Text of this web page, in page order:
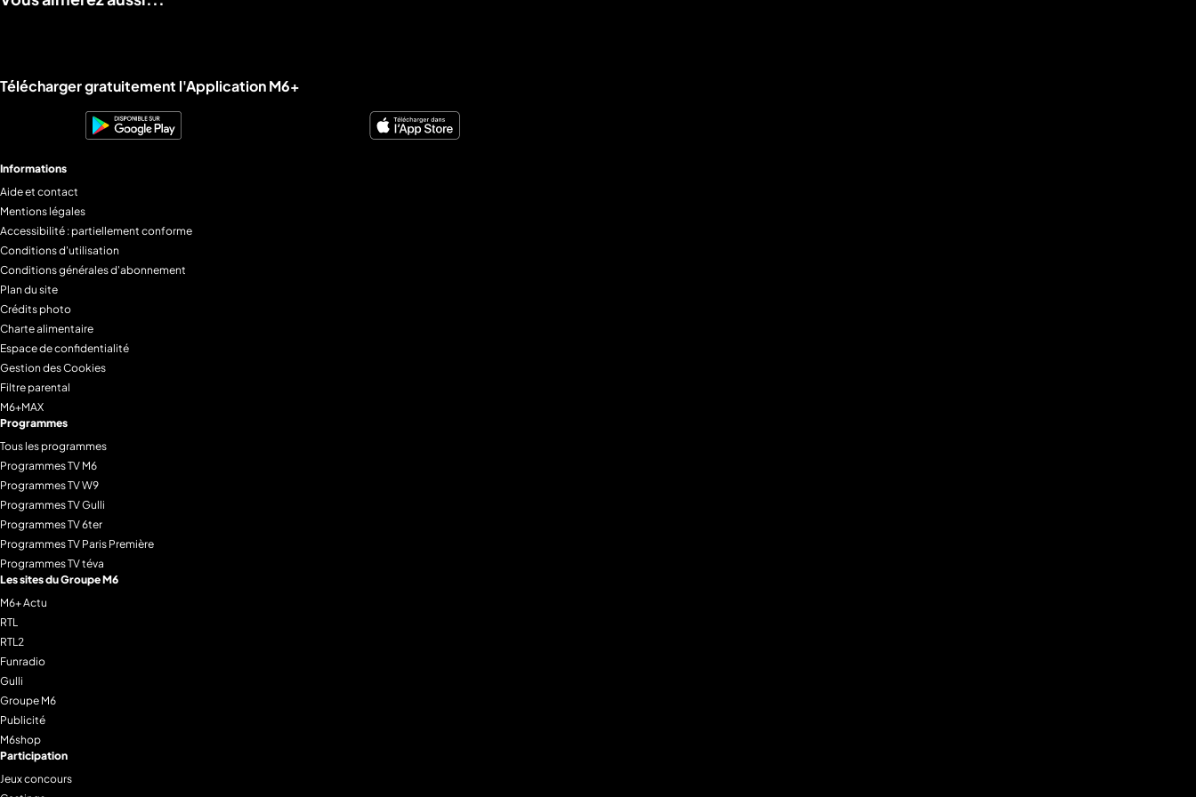
Liens utiles M6+.
Télécharger gratuitement l'Application M6+
Informations
Aide et contact
Mentions légales
Accessibilité : partiellement conforme
Conditions d'utilisation
Conditions générales d'abonnement
Plan du site
Crédits photo
Charte alimentaire
Espace de confidentialité
Gestion des Cookies
Filtre parental
M6+MAX
Programmes
Tous les programmes
Programmes TV M6
Programmes TV W9
Programmes TV Gulli
Programmes TV 6ter
Programmes TV Paris Première
Programmes TV téva
Les sites du Groupe M6
M6+ Actu
RTL
RTL2
Funradio
Gulli
Groupe M6
Publicité
M6shop
Participation
Jeux concours